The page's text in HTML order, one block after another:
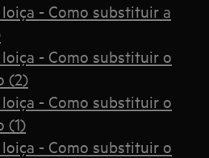
- Como substituir a
- Como substituir o
(2)
- Como substituir o
(1)
- Como substituir o